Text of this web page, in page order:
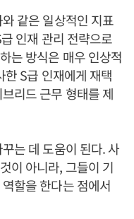
같은 일상적인 지표
인재 관리 전략으로
는 방식은 매우 인상적
S급 인재에게 재택
리드 근무 형태를 제
는 데 도움이 된다. 사
이 아니라, 그들이 기
할을 한다는 점에서